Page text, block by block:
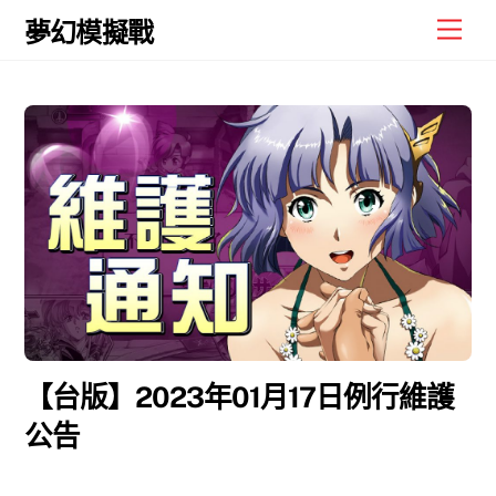
Skip
夢幻模擬戰
【台版】2023年01月17日例行維護
公告